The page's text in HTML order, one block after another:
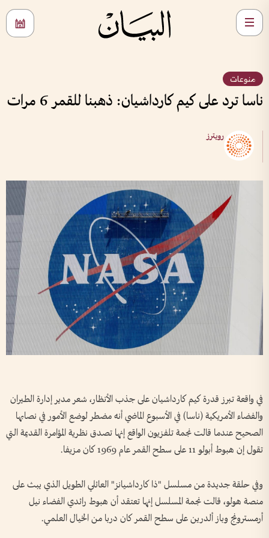
منوعات
ناسا ترد على كيم كارداشيان: ذهبنا للقمر 6 مرات
رويترز
في واقعة تبرز قدرة كيم كارداشيان على جذب الأنظار، شعر مدير إدارة الطيران
والفضاء الأمريكية (ناسا) في الأسبوع الماضي أنه مضطر لوضع الأمور في نصابها
الصحيح عندما قالت نجمة تلفزيون الواقع إنها تصدق نظرية المؤامرة القديمة التي
تقول إن هبوط أبولو 11 على سطح القمر عام 1969 كان مزيفا.
وفي حلقة جديدة من مسلسل "ذا كارداشيانز" العائلي الطويل الذي يبث على
منصة هولو، قالت نجمة المسلسل إنها تعتقد أن هبوط رائدي الفضاء نيل
أرمسترونج وباز ألدرين على سطح القمر كان دربا من الخيال العلمي.